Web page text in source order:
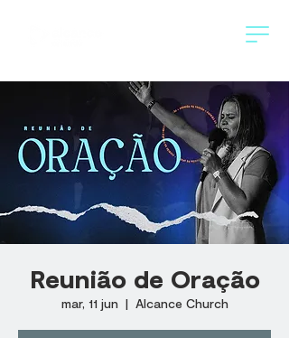
Reunião de Oração
mar, 11 jun
  |
Alcance Church